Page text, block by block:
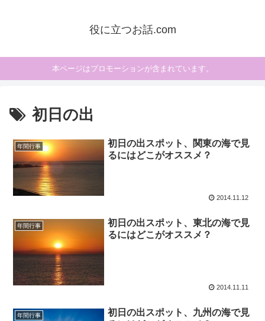
役に立つお話.com
本ページはプロモーションが含まれています。
初日の出
年間行事
初日の出スポット、関東の海で見
るにはどこがオススメ？
2014.11.12
年間行事
初日の出スポット、東北の海で見
るにはどこがオススメ？
2014.11.11
年間行事
初日の出スポット、九州の海で見